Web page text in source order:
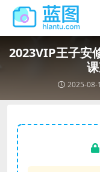
2023VIP王子安
2025-08-